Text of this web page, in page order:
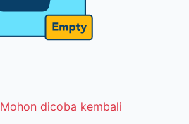
Mohon dicoba kembali